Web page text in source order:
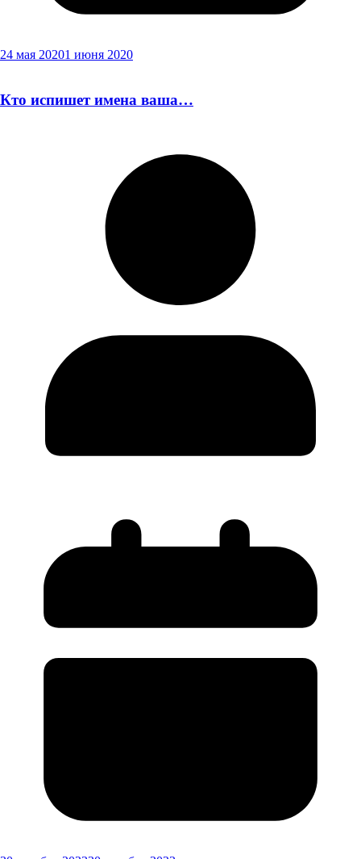
24 мая 20201 июня 2020
Кто испишет имена ваша…